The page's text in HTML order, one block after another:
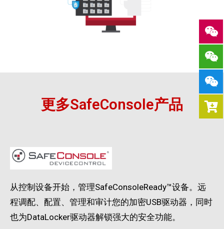
更多SafeConsole产品
从控制设备开始，管理SafeConsoleReady™设备。远
程调配、配置、管理和审计您的加密USB驱动器，同时
也为DataLocker驱动器解锁强大的安全功能。